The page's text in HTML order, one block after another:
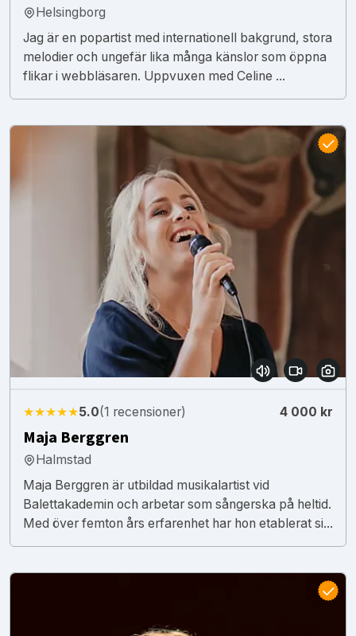
Helsingborg
Jag är en popartist med internationell bakgrund, stora
melodier och ungefär lika många känslor som öppna
flikar i webbläsaren. Uppvuxen med Celine ...
★★★★★5.0(1 recensioner) 4 000 kr
Maja Berggren
Halmstad
Maja Berggren är utbildad musikalartist vid
Balettakademin och arbetar som sångerska på heltid.
Med över femton års erfarenhet har hon etablerat si...